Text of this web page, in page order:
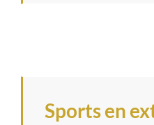
Sports en